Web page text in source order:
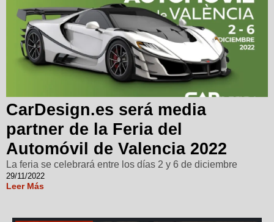
CarDesign.es será media
partner de la Feria del
Automóvil de Valencia 2022
La feria se celebrará entre los días 2 y 6 de diciembre
29/11/2022
Leer Más